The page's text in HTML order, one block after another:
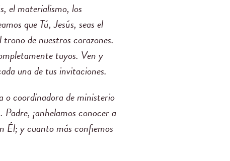
el materialismo, los
que Tú, Jesús, seas el
de nuestros corazones.
tuyos. Ven y
una de tus invitaciones.
o coordinadora de ministerio
¡anhelamos conocer a
Él; y cuanto más confiemos